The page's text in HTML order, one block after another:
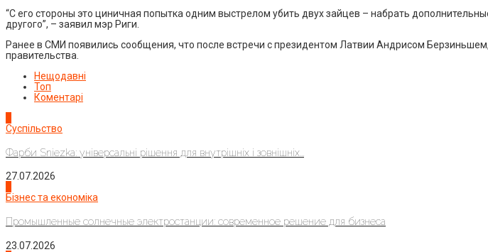
“С его стороны это циничная попытка одним выстрелом убить двух зайцев – набрать
другого”, – заявил мэр Риги.
Ранее в СМИ появились сообщения, что после встречи с президентом Латвии Андрисом
правительства.
Нещодавні
Топ
Коментарі
Суспільство
Фарби Sniezka: універсальні рішення для внутрішніх і зовнішніх...
27.07.2026
Бізнес та економіка
Промышленные солнечные электростанции: современное решение для бизнеса
23.07.2026